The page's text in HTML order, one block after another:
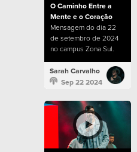
O Caminho Entre a
Mente e o Coração
Mensagem do dia 22
de setembro de 2024
no campus Zona Sul.
Sarah Carvalho
Sep 22 2024